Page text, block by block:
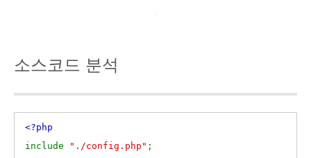
소스코드 분석
<?php
include
"./config.php" ;